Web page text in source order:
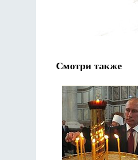
Смотри также